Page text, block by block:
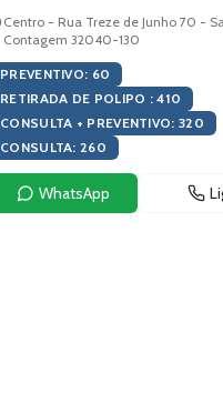
Centro - Rua Treze de Junho 70 -
Contagem 32040-130
PREVENTIVO: 60
RETIRADA DE POLIPO :410
CONSULTA + PREVENTIVO: 320
CONSULTA:260
WhatsApp